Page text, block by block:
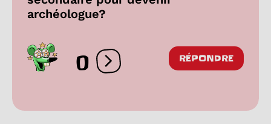
archéologue?
0 Ouvrir les réactions
RÉPONDRE